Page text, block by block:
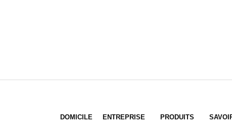
DOMICILE ENTREPRISE PRODUITS